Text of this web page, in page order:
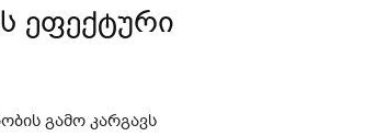
ეფექტური
გამო კარგავს